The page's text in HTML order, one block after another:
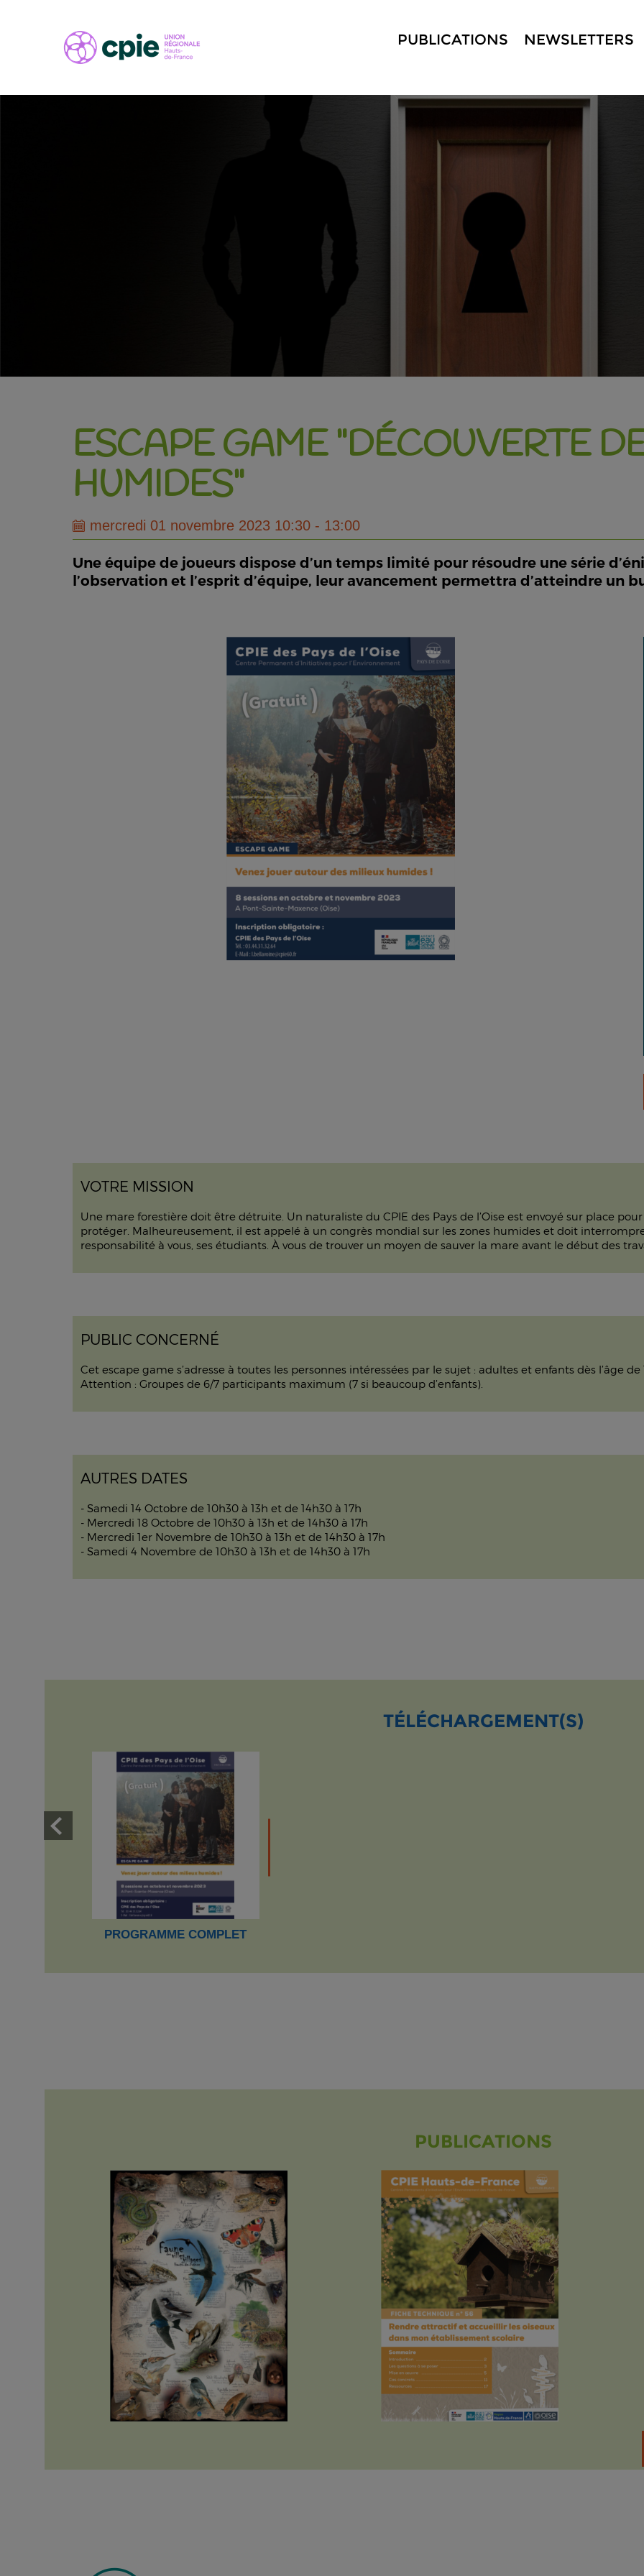
PUBLICATIONS NEWSLETTERS
ESCAPE GAME "DÉCOUVERTE
HUMIDES"
mercredi 01 novembre 2023 10:30 - 13:00
Une équipe de joueurs dispose d’un temps limité pour résoudre une série
l’observation et l’esprit d’équipe, leur avancement permettra d’atteindre un
VOTRE MISSION
Une mare forestière doit être détruite. Un naturaliste du CPIE des Pays de l’Oise est envoyé sur place
protéger. Malheureusement, il est appelé à un congrès mondial sur les zones humides et doit
responsabilité à vous, ses étudiants. À vous de trouver un moyen de sauver la mare avant le début des
PUBLIC CONCERNÉ
Cet escape game s’adresse à toutes les personnes intéressées par le sujet : adultes et enfants dès l’âge
Attention : Groupes de 6/7 participants maximum (7 si beaucoup d’enfants).
AUTRES DATES
- Samedi 14 Octobre de 10h30 à 13h et de 14h30 à 17h
- Mercredi 18 Octobre de 10h30 à 13h et de 14h30 à 17h
- Mercredi 1er Novembre de 10h30 à 13h et de 14h30 à 17h
- Samedi 4 Novembre de 10h30 à 13h et de 14h30 à 17h
TÉLÉCHARGEMENT(S)
PROGRAMME COMPLET
PUBLICATIONS